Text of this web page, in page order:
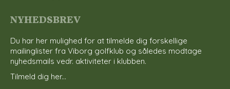
NYHEDSBREV
Du har her mulighed for at tilmelde dig forskellige
mailinglister fra Viborg golfklub og således modtage
nyhedsmails vedr. aktiviteter i klubben.
Tilmeld dig her...